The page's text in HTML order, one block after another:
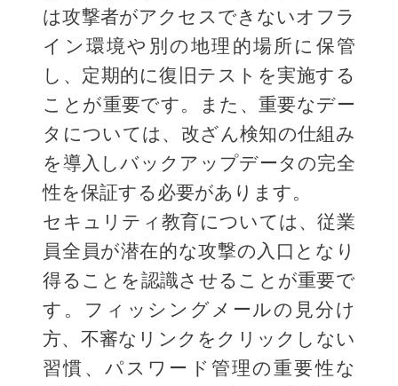
は攻撃者がアクセスできないオフラ
イン環境や別の地理的場所に保管
し、定期的に復旧テストを実施する
ことが重要です。また、重要なデー
タについては、改ざん検知の仕組み
を導入しバックアップデータの完全
性を保証する必要があります。
セキュリティ教育については、従業
員全員が潜在的な攻撃の入口となり
得ることを認識させることが重要で
す。フィッシングメールの見分け
方、不審なリンクをクリックしない
習慣、パスワード管理の重要性な